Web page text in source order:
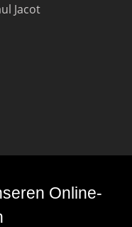
Jacot
Online-